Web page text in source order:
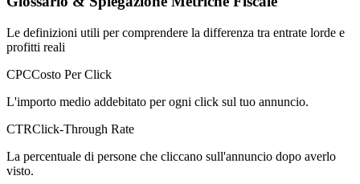
Le definizioni utili per comprendere la differenza tra entrate lorde e
profitti reali
CPCCosto Per Click
L'importo medio addebitato per ogni click sul tuo annuncio.
CTRClick-Through Rate
La percentuale di persone che cliccano sull'annuncio dopo averlo
visto.